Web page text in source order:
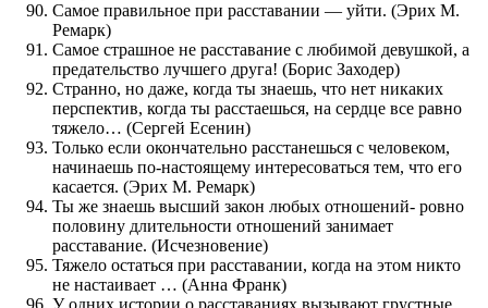
Самое правильное при расставании — уйти. (Эрих М.
Ремарк)
Самое страшное не расставание с любимой девушкой, а
предательство лучшего друга! (Борис Заходер)
Странно, но даже, когда ты знаешь, что нет никаких
перспектив, когда ты расстаешься, на сердце все равно
тяжело… (Сергей Есенин)
Только если окончательно расстанешься с человеком,
начинаешь по-настоящему интересоваться тем, что его
касается. (Эрих М. Ремарк)
Ты же знаешь высший закон любых отношений- ровно
половину длительности отношений занимает
расставание. (Исчезновение)
Тяжело остаться при расставании, когда на этом никто
не настаивает … (Анна Франк)